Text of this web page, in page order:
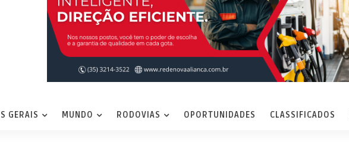
GERAIS MUNDO RODOVIAS OPORTUNIDADES CLASSIFICADOS